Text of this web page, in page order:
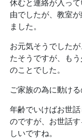
休むと連絡が入っ
由でしたが、教室
ました。
お元気そうでした
たそうですが、も
のことでした。
ご家族の為に動け
年齢でいけばお世
のですが、お世話
しいですね。